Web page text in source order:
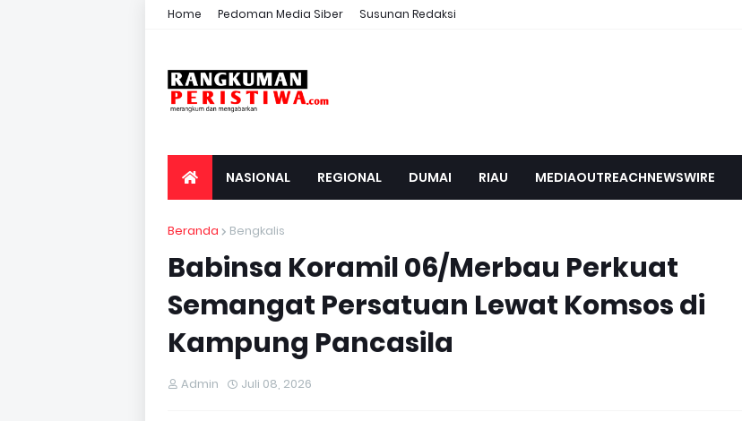
Home Pedoman Media Siber Susunan Redaksi
NASIONAL REGIONAL DUMAI RIAU MEDIAOUTREACHNEWSWIRE
Beranda Bengkalis
Babinsa Koramil 06/Merbau Perkuat
Semangat Persatuan Lewat Komsos di
Kampung Pancasila
Admin Juli 08, 2026